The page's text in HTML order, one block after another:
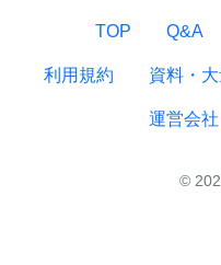
TOP Q&A
利用規約 資料・
運営会社
©